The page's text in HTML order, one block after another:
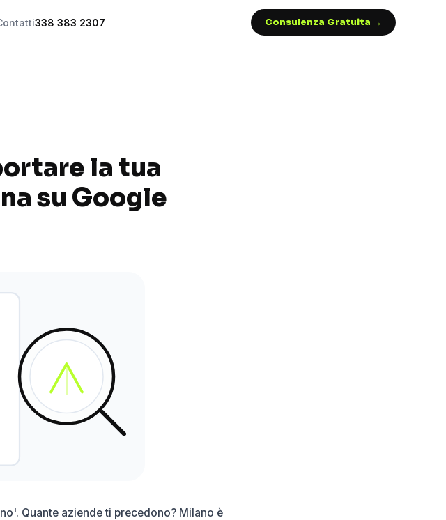
338 383 2307 Consulenza Gratuita →
la tua
su Google
Quante aziende ti precedono? Milano è